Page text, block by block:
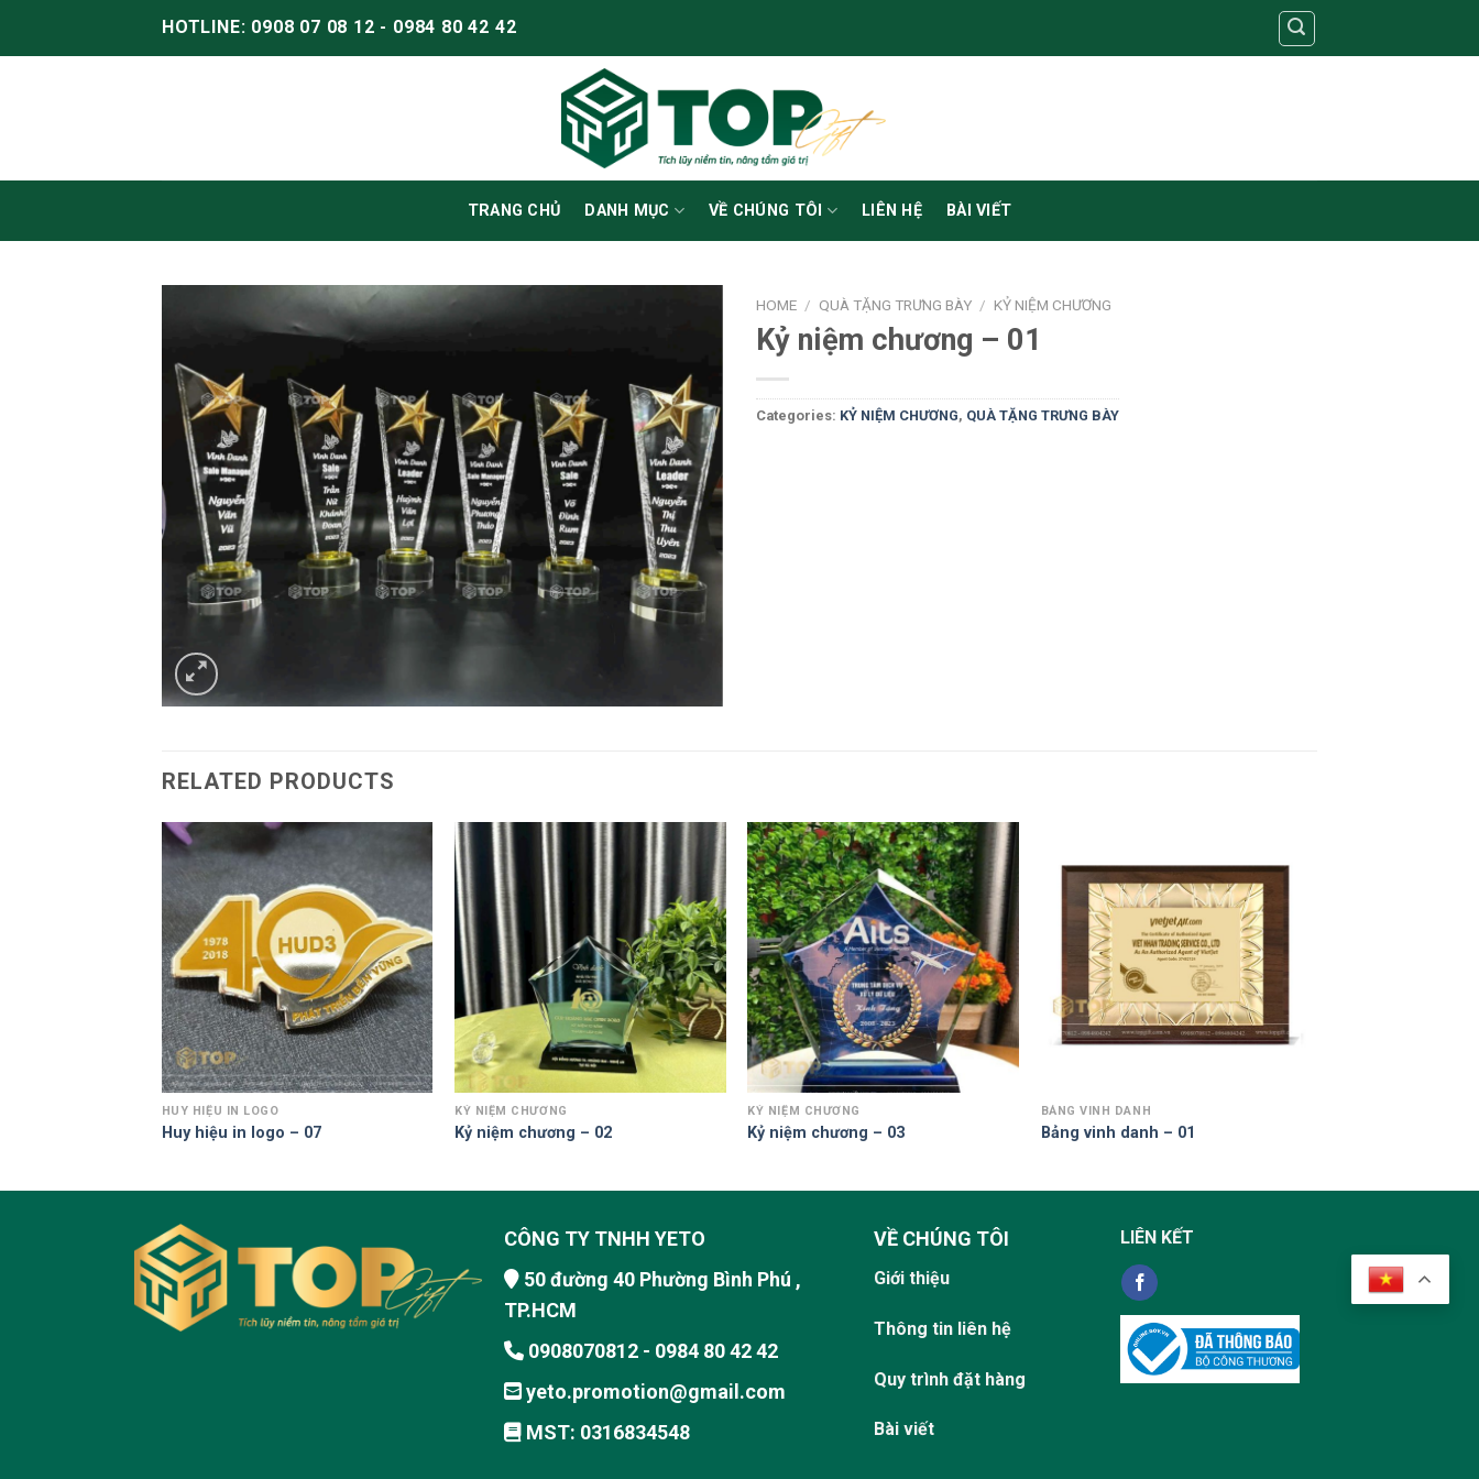
HOTLINE: 0908 07 08 12 - 0984 80 42 42
TRANG CHỦ DANH MỤC VỀ CHÚNG TÔI LIÊN HỆ BÀI VIẾT
HOME / QUÀ TẶNG TRƯNG BÀY / KỶ NIỆM CHƯƠNG
Kỷ niệm chương – 01
Categories: KỶ NIỆM CHƯƠNG, QUÀ TẶNG TRƯNG BÀY
RELATED PRODUCTS
HUY HIỆU IN LOGO
Huy hiệu in logo – 07
KỶ NIỆM CHƯƠNG
Kỷ niệm chương – 02
KỶ NIỆM CHƯƠNG
Kỷ niệm chương – 03
BẢNG VINH DANH
Bảng vinh danh – 01
CÔNG TY TNHH YETO
50 đường 40 Phường Bình Phú ,
TP.HCM
0908070812 - 0984 80 42 42
yeto.promotion@gmail.com
MST: 0316834548
VỀ CHÚNG TÔI
Giới thiệu
Thông tin liên hệ
Quy trình đặt hàng
Bài viết
LIÊN KẾT